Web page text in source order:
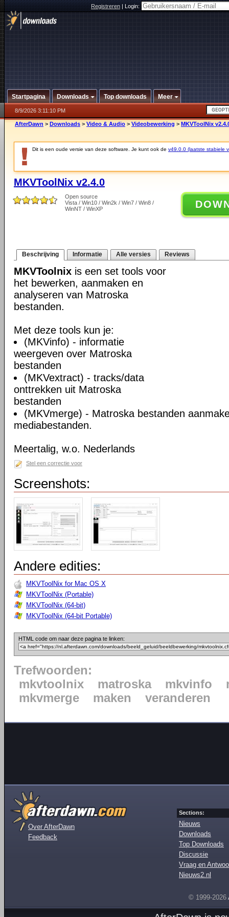
Registreren|Login:
Startpagina Downloads Top downloads Meer
8/9/2026 3:11:10 PM
AfterDawn > Downloads > Video & Audio > Videobewerking > MKVToolNix
Dit is een oude versie van deze software. Je kunt ook de v49.0.0 (laatste stabiele
MKVToolNix v2.4.0
Open source
Vista / Win10 / Win2k / Win7 / Win8 /
WinNT / WinXP
Beschrijving Informatie Alle versies Reviews
MKVToolnix is een set tools voor
het bewerken, aanmaken en
analyseren van Matroska
bestanden.
Met deze tools kun je:
(MKVinfo) - informatie
weergeven over Matroska
bestanden
(MKVextract) - tracks/data
onttrekken uit Matroska
bestanden
(MKVmerge) - Matroska bestanden
mediabestanden.
Meertalig, w.o. Nederlands
Stel een correctie voor
Screenshots:
Andere edities:
MKVToolNix for Mac OS X
MKVToolNix (Portable)
MKVToolNix (64-bit)
MKVToolNix (64-bit Portable)
HTML code om naar deze pagina te linken:
Trefwoorden:
mkvtoolnix
matroska mkvinfo
mkvmerge
maken veranderen
Over AfterDawn
Feedback
Sections:
Nieuws
Downloads
Top Downloads
Discussie
Vraag en
Nieuws2.nl
© 1999-2026